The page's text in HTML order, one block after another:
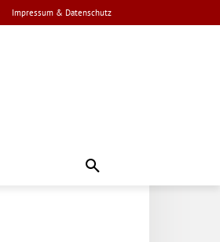
Impressum & Datenschutz